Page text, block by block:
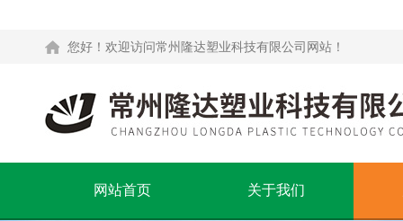
您好！欢迎访问常州隆达塑业科技有限公司网站！
网站首页 关于我们